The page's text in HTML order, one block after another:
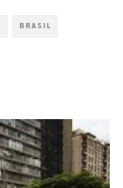
BRASIL